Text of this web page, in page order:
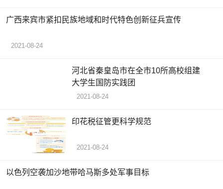
广西来宾市紧扣民族地域和时代特色创新征兵宣传
2021-08-24
河北省秦皇岛市在全市10所高校组建
大学生国防实践团
2021-08-24
印花税征管更科学规范
2021-08-24
以色列空袭加沙地带哈马斯多处军事目标